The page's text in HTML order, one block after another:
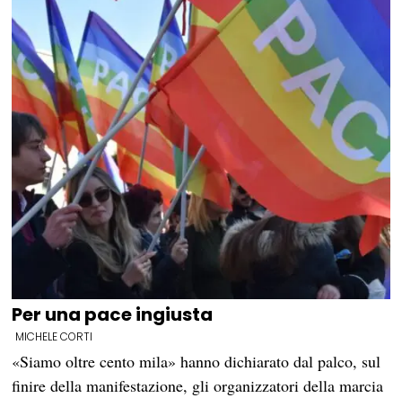
Per una pace ingiusta
MICHELE CORTI
«Siamo oltre cento mila» hanno dichiarato dal palco, sul
finire della manifestazione, gli organizzatori della marcia